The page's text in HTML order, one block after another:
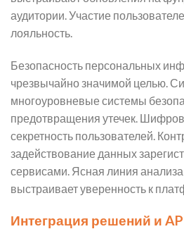
аудитории. Участие
лояльность.
Безопасность персональных
чрезвычайно значимой целью.
многоуровневые системы
предотвращения утечек.
секретность пользователей.
задействование данных
сервисами. Ясная линия
выстраивает уверенность к
Интеграция решений и